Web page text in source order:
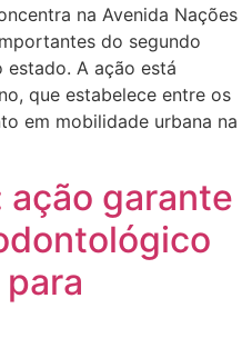
na Avenida Nações
do segundo
A ação está
que estabelece entre os
em mobilidade urbana na
ação garante